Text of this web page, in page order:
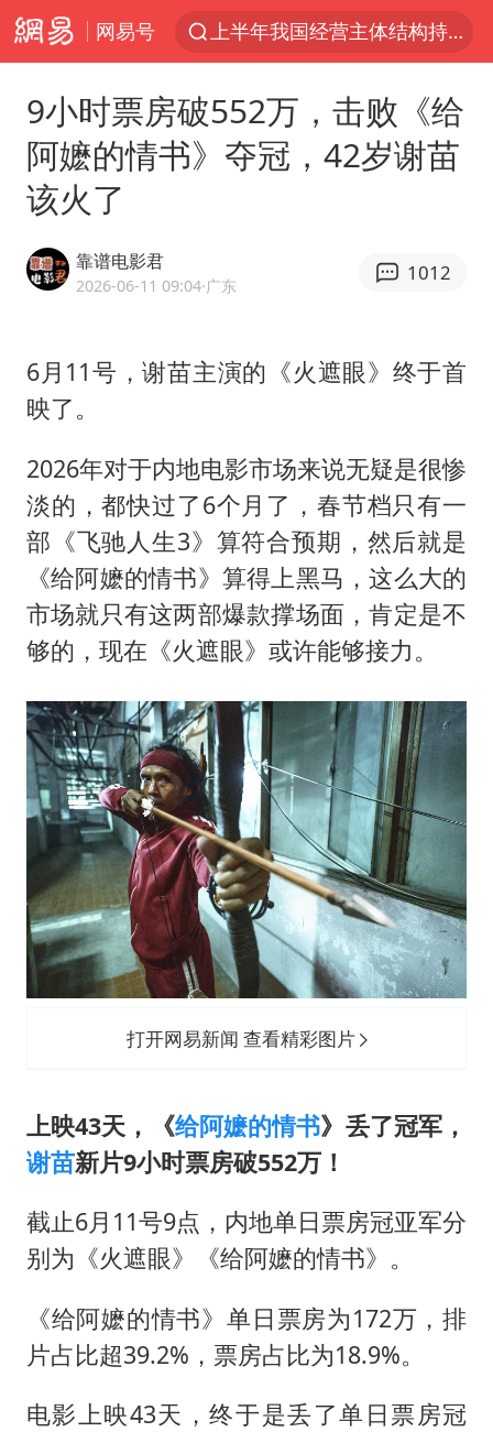
网易号
上半年我国经营主体结构持续优化
《披荆斩棘2026》阵容官宣
白海豚北上或致京津冀暴雨
国足U17与阿森纳决赛取消 并列冠军
王艺迪2-4不敌张本美和止步4强
上海大部迎大暴雨
以军士兵把枪口对准中国记者
笔试第一被劝弃考涉事副校长被撤职
《龙餐馆》 冲奖
男子被沙蜇蜇伤5小时后呼吸困难
奋力开创中国式现代化建设新局面
‍9小时票房破552万，击败《给
阿嬷的情书》夺冠，42岁谢苗
该火了
靠谱电影君
2026-06-11 09:04·广东
1012
6月11号，谢苗主演的《火遮眼》终于首
映了。
2026年对于内地电影市场来说无疑是很惨
淡的，都快过了6个月了，春节档只有一
部《飞驰人生3》算符合预期，然后就是
《给阿嬷的情书》算得上黑马，这么大的
市场就只有这两部爆款撑场面，肯定是不
够的，现在《火遮眼》或许能够接力。
打开网易新闻 查看精彩图片
上映43天，《给阿嬷的情书》丢了冠军，
谢苗新片9小时票房破552万！
截止6月11号9点，内地单日票房冠亚军分
别为《火遮眼》《给阿嬷的情书》。
《给阿嬷的情书》单日票房为172万，排
片占比超39.2%，票房占比为18.9%。
电影上映43天，终于是丢了单日票房冠